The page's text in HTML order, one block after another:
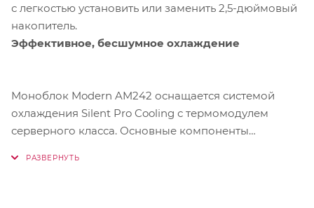
с легкостью установить или заменить 2,5-дюймовый
накопитель.
Эффективное, бесшумное охлаждение
Моноблок Modern AM242 оснащается системой
охлаждения Silent Pro Cooling с термомодулем
серверного класса. Основные компоненты